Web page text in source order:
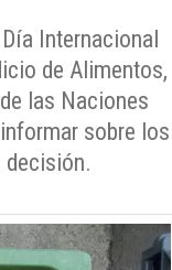
Internacional
de Alimentos,
las Naciones
sobre los
decisión.